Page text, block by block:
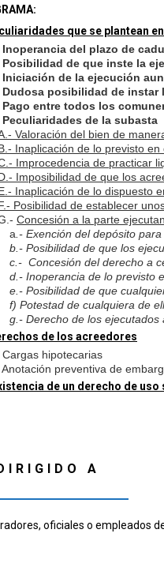
que se plantean
Inoperancia del plazo de
Posibilidad de que inste la
Iniciación de la ejecución
Dudosa posibilidad de instar
Pago entre todos los
Peculiaridades de la subasta
Valoración del bien de
.- Inaplicación de lo previsto
Improcedencia de practicar
Imposibilidad de que los
Inaplicación de lo dispuesto
Posibilidad de establecer
Concesión a la parte
a .- Exención del depósito
b.- Posibilidad de que los
c.- Concesión del derecho a
d.- Inoperancia de lo previsto
e.- Posibilidad de que
f) Potestad de cualquiera de
g.- Derecho de los
de los acreedores
Cargas hipotecarias
Anotación preventiva de
de un derecho de
A
oficiales o empleados